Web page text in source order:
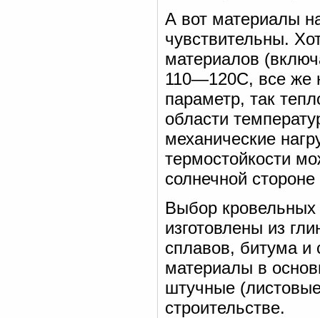
А вот материалы
чувствительны.
материалов
110—120С, все же
параметр, так
области
механические
термостойкости
солнечной
Выбор
изготовлены из
сплавов, битума
материалы в
штучные
строительстве.